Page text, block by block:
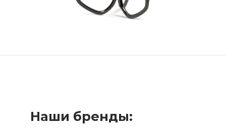
Наши бренды: